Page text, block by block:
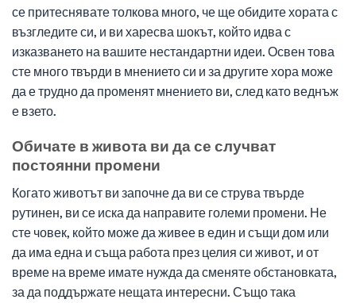
се притеснявате толкова много, че ще обидите хората с
възгледите си, и ви харесва шокът, който идва с
изказването на вашите нестандартни идеи. Освен това
сте много твърди в мнението си и за другите хора може
да е трудно да променят мнението ви, след като веднъж
е взето.
Обичате в живота ви да се случват
постоянни промени
Когато животът ви започне да ви се струва твърде
рутинен, ви се иска да направите големи промени. Не
сте човек, който може да живее в един и същи дом или
да има една и съща работа през целия си живот, и от
време на време имате нужда да сменяте обстановката,
за да поддържате нещата интересни. Също така